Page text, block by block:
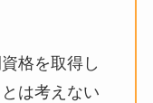
格を取得し
は考えない